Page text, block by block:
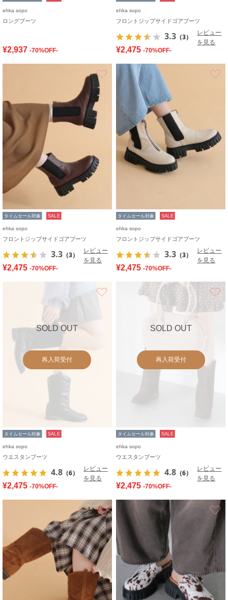
ehka sopo
ロングブーツ
¥2,937 -70%OFF-
ehka sopo
フロントジップサイドゴアブーツ
3.3 （3）
レビュー
を見る
¥2,475 -70%OFF-
お気に入り
タイムセール対象 SALE
ehka sopo
フロントジップサイドゴアブーツ
3.3 （3）
レビュー
を見る
¥2,475 -70%OFF-
タイムセール対象 SALE
ehka sopo
フロントジップサイドゴアブーツ
3.3 （3）
レビュー
を見る
¥2,475 -70%OFF-
SOLD OUT
再入荷受付
タイムセール対象 SALE
ehka sopo
ウエスタンブーツ
4.8 （6）
レビュー
を見る
¥2,475 -70%OFF-
SOLD OUT
再入荷受付
タイムセール対象 SALE
ehka sopo
ウエスタンブーツ
4.8 （6）
レビュー
を見る
¥2,475 -70%OFF-